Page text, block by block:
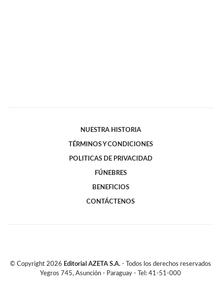
NUESTRA HISTORIA
TÉRMINOS Y CONDICIONES
POLITICAS DE PRIVACIDAD
FÚNEBRES
BENEFICIOS
CONTÁCTENOS
© Copyright 2026 Editorial AZETA S.A. - Todos los derechos reservados
Yegros 745, Asunción - Paraguay - Tel: 41-51-000